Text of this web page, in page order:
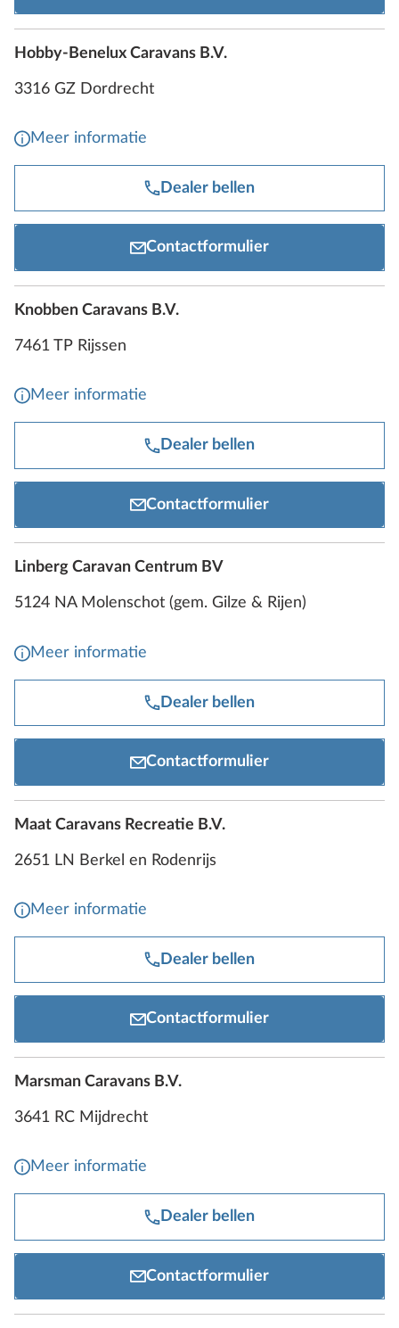
Hobby-Benelux Caravans B.V.
3316 GZ Dordrecht
Meer informatie
Dealer bellen
Contactformulier
Knobben Caravans B.V.
7461 TP Rijssen
Meer informatie
Dealer bellen
Contactformulier
Linberg Caravan Centrum BV
5124 NA Molenschot (gem. Gilze & Rijen)
Meer informatie
Dealer bellen
Contactformulier
Maat Caravans Recreatie B.V.
2651 LN Berkel en Rodenrijs
Meer informatie
Dealer bellen
Contactformulier
Marsman Caravans B.V.
3641 RC Mijdrecht
Meer informatie
Dealer bellen
Contactformulier